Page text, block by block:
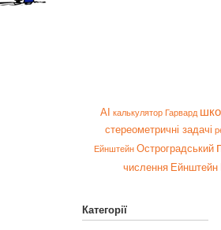
AI калькулятор Гарвард
стереометричні задачі
Ейнштейн Остроградський
числення Ейнштейн
Категорії